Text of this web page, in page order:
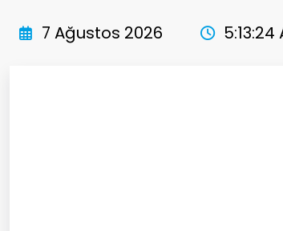
atla
7 Ağustos 2026 5:13:25